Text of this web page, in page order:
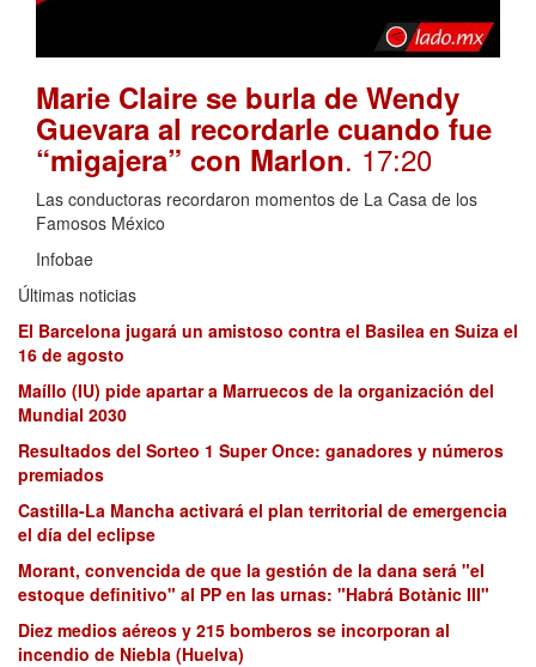
Marie Claire se burla de Wendy
Guevara al recordarle cuando fue
“migajera” con Marlon. 17:20
Las conductoras recordaron momentos de La Casa de los
Famosos México
Infobae
Últimas noticias
El Barcelona jugará un amistoso contra el Basilea en Suiza el
16 de agosto
Maíllo (IU) pide apartar a Marruecos de la organización del
Mundial 2030
Resultados del Sorteo 1 Super Once: ganadores y números
premiados
Castilla-La Mancha activará el plan territorial de emergencia
el día del eclipse
Morant, convencida de que la gestión de la dana será "el
estoque definitivo" al PP en las urnas: "Habrá Botànic III"
Diez medios aéreos y 215 bomberos se incorporan al
incendio de Niebla (Huelva)